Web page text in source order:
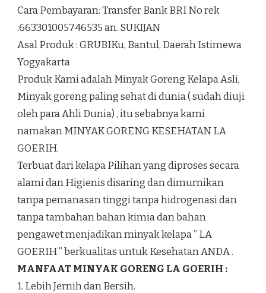
Cara Pembayaran: Transfer Bank BRI No rek
:663301005746535 an. SUKIJAN
Asal Produk : GRUBIKu, Bantul, Daerah Istimewa
Yogyakarta
Produk Kami adalah Minyak Goreng Kelapa Asli,
Minyak goreng paling sehat di dunia ( sudah diuji
oleh para Ahli Dunia) , itu sebabnya kami
namakan MINYAK GORENG KESEHATAN LA
GOERIH.
Terbuat dari kelapa Pilihan yang diproses secara
alami dan Higienis disaring dan dimurnikan
tanpa pemanasan tinggi tanpa hidrogenasi dan
tanpa tambahan bahan kimia dan bahan
pengawet menjadikan minyak kelapa ” LA
GOERIH ” berkualitas untuk Kesehatan ANDA .
MANFAAT MINYAK GORENG LA GOERIH :
1. Lebih Jernih dan Bersih.